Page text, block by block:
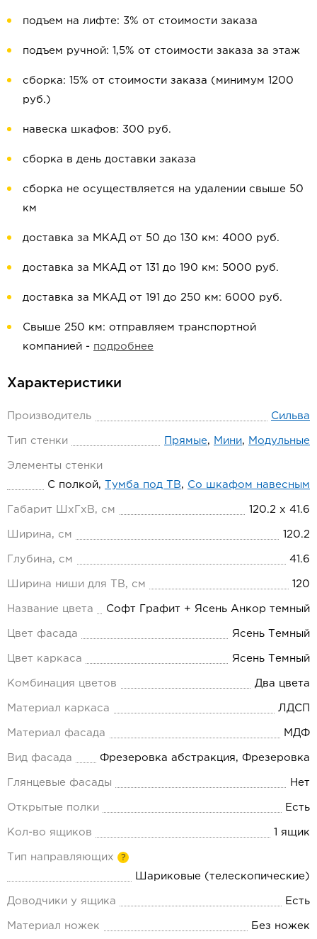
подъем на лифте: 3% от стоимости заказа
подъем ручной: 1,5% от стоимости заказа за этаж
сборка: 15% от стоимости заказа (минимум 1200
руб.)
навеска шкафов: 300 руб.
сборка в день доставки заказа
сборка не осуществляется на удалении свыше 50
км
доставка за МКАД от 50 до 130 км: 4000 руб.
доставка за МКАД от 131 до 190 км: 5000 руб.
доставка за МКАД от 191 до 250 км: 6000 руб.
Свыше 250 км: отправляем транспортной
компанией - подробнее
Характеристики
Производитель Сильва
Тип стенки Прямые, Мини, Модульные
Элементы стенки
С полкой, Тумба под ТВ, Со шкафом навесным
Габарит ШхГхВ, см 120.2 х 41.6
Ширина, см 120.2
Глубина, см 41.6
Ширина ниши для ТВ, см 120
Название цвета Софт Графит + Ясень Анкор темный
Цвет фасада Ясень Темный
Цвет каркаса Ясень Темный
Комбинация цветов Два цвета
Материал каркаса ЛДСП
Материал фасада МДФ
Вид фасада Фрезеровка абстракция, Фрезеровка
Глянцевые фасады Нет
Открытые полки Есть
Кол-во ящиков 1 ящик
Тип направляющих ?
Шариковые (телескопические)
Доводчики у ящика Есть
Материал ножек Без ножек